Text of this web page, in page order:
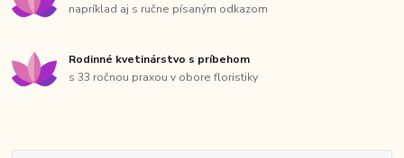
napríklad aj s ručne písaným odkazom
Rodinné kvetinárstvo s príbehom
s 33 ročnou praxou v obore floristiky